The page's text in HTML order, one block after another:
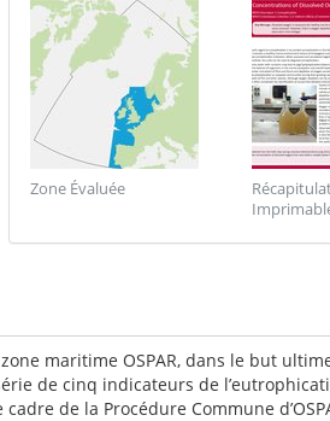
Zone Évaluée
maritime OSPAR, dans le but
de cinq indicateurs de
de la Procédure Commune